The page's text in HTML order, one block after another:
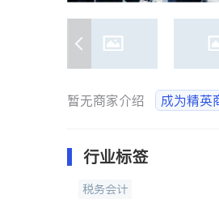
暂无商家介绍 成为精英
行业标签
税务会计